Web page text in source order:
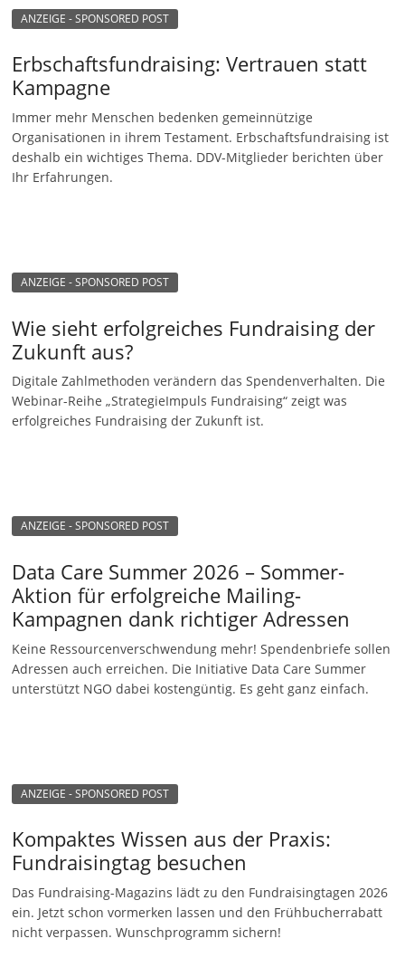
|
t
f
t
u
ANZEIGE - SPONSORED POST
Erbschaftsfundraising: Vertrauen statt
Kampagne
Immer mehr Menschen bedenken gemeinnützige
Organisationen in ihrem Testament. Erbschaftsfundraising ist
deshalb ein wichtiges Thema. DDV-Mitglieder berichten über
Ihr Erfahrungen.
ANZEIGE - SPONSORED POST
Wie sieht erfolgreiches Fundraising der
Zukunft aus?
Digitale Zahlmethoden verändern das Spendenverhalten. Die
Webinar-Reihe „StrategieImpuls Fundraising“ zeigt was
erfolgreiches Fundraising der Zukunft ist.
ANZEIGE - SPONSORED POST
Data Care Summer 2026 – Sommer-
Aktion für erfolgreiche Mailing-
Kampagnen dank richtiger Adressen
Keine Ressourcenverschwendung mehr! Spendenbriefe sollen
Adressen auch erreichen. Die Initiative Data Care Summer
unterstützt NGO dabei kostengüntig. Es geht ganz einfach.
ANZEIGE - SPONSORED POST
Kompaktes Wissen aus der Praxis:
Fundraisingtag besuchen
Das Fundraising-Magazins lädt zu den Fundraisingtagen 2026
ein. Jetzt schon vormerken lassen und den Frühbucherrabatt
nicht verpassen. Wunschprogramm sichern!